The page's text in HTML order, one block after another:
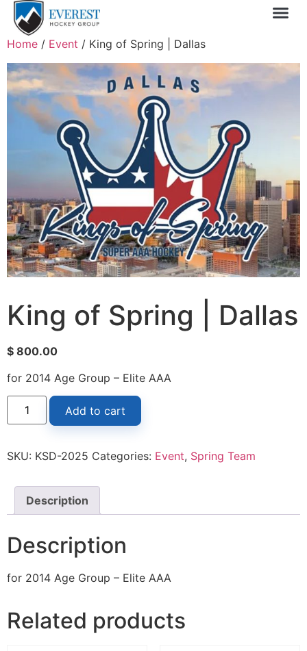
Home / Event / King of Spring | Dallas
King of Spring | Dallas
$ 800.00
for 2014 Age Group – Elite AAA
Add to cart
SKU: KSD-2025 Categories: Event, Spring Team
Description
Description
for 2014 Age Group – Elite AAA
Related products